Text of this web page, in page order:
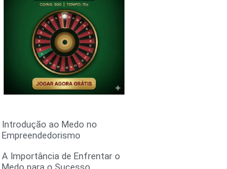
Introdução ao Medo no
Empreendedorismo
A Importância de Enfrentar o